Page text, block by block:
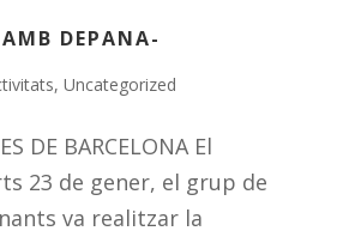
AMB DEPANA-
, Uncategorized
DE BARCELONA El
23 de gener, el grup de
va realitzar la